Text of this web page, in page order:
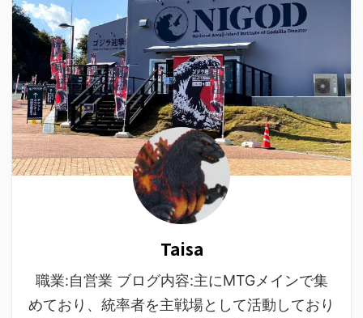
Taisa
職業:自営業 ブログ内容:主にMTGメインで集
めており、統率者を主戦場として活動しており